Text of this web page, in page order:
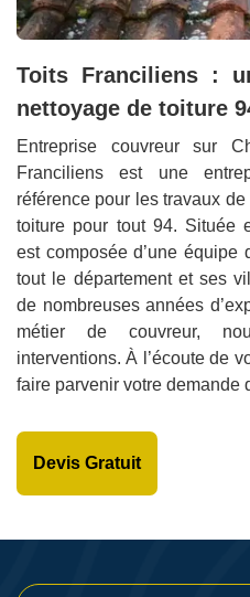
Toits Franciliens :
nettoyage de toiture
Entreprise couvreur sur
Franciliens est une
référence pour les travaux
toiture pour tout 94. Située
est composée d’une équipe
tout le département et ses
de nombreuses années
métier de couvreur,
interventions. À l’écoute de
faire parvenir votre demande
Devis Gratuit